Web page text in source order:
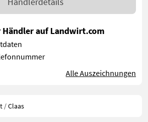
Händler auf Landwirt.com
Alle Auszeichnungen
/Claas